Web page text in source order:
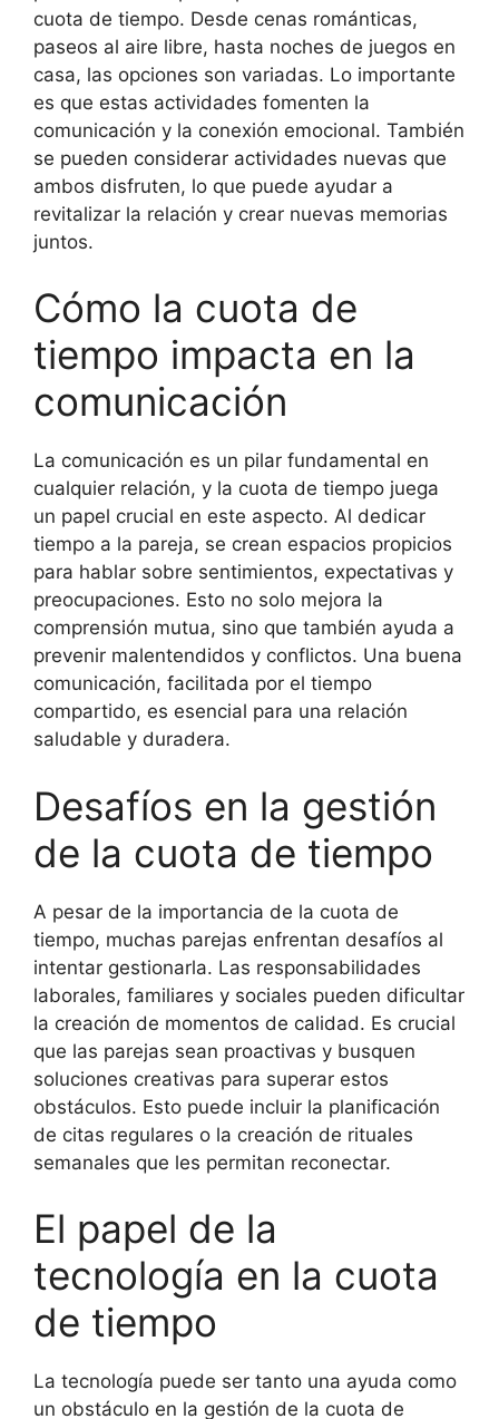
cuota de tiempo. Desde cenas románticas,
paseos al aire libre, hasta noches de juegos en
casa, las opciones son variadas. Lo importante
es que estas actividades fomenten la
comunicación y la conexión emocional. También
se pueden considerar actividades nuevas que
ambos disfruten, lo que puede ayudar a
revitalizar la relación y crear nuevas memorias
juntos.
Cómo la cuota de
tiempo impacta en la
comunicación
La comunicación es un pilar fundamental en
cualquier relación, y la cuota de tiempo juega
un papel crucial en este aspecto. Al dedicar
tiempo a la pareja, se crean espacios propicios
para hablar sobre sentimientos, expectativas y
preocupaciones. Esto no solo mejora la
comprensión mutua, sino que también ayuda a
prevenir malentendidos y conflictos. Una buena
comunicación, facilitada por el tiempo
compartido, es esencial para una relación
saludable y duradera.
Desafíos en la gestión
de la cuota de tiempo
A pesar de la importancia de la cuota de
tiempo, muchas parejas enfrentan desafíos al
intentar gestionarla. Las responsabilidades
laborales, familiares y sociales pueden dificultar
la creación de momentos de calidad. Es crucial
que las parejas sean proactivas y busquen
soluciones creativas para superar estos
obstáculos. Esto puede incluir la planificación
de citas regulares o la creación de rituales
semanales que les permitan reconectar.
El papel de la
tecnología en la cuota
de tiempo
La tecnología puede ser tanto una ayuda como
un obstáculo en la gestión de la cuota de